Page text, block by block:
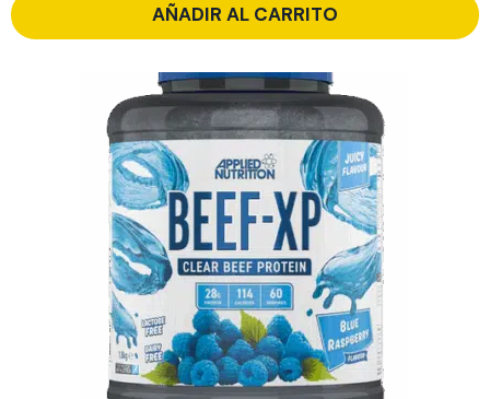
AÑADIR AL CARRITO